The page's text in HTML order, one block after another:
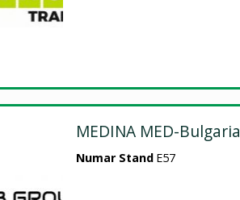
MEDINA MED-Bulgaria
Numar Stand E57